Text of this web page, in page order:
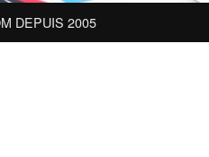
DEPUIS 2005